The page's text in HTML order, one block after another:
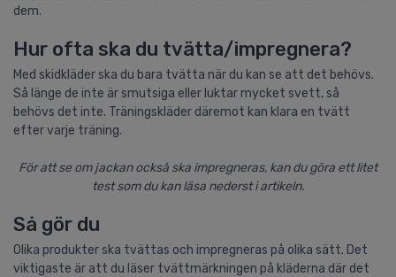
dem.
Hur ofta ska du tvätta/impregnera?
Med skidkläder ska du bara tvätta när du kan se att det behövs.
Så länge de inte är smutsiga eller luktar mycket svett, så
behövs det inte. Träningskläder däremot kan klara en tvätt
efter varje träning.
För att se om jackan också ska impregneras, kan du göra ett litet
test som du kan läsa nederst i artikeln.
Så gör du
Olika produkter ska tvättas och impregneras på olika sätt. Det
viktigaste är att du läser tvättmärkningen på kläderna där det